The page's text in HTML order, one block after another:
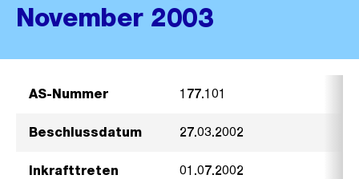
November 2003
AS-Nummer 177.101
Beschlussdatum 27.03.2002
Inkrafttreten 01.07.2002